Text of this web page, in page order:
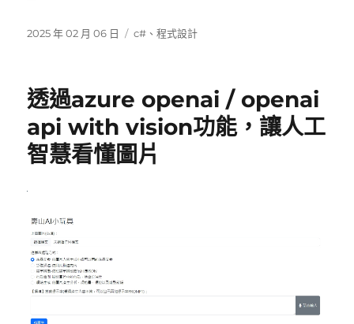
發
2025 年 02 月 06 日
分
c# 、程式設計
透過azure openai / openai
api with vision功能，讓人工
智慧看懂圖片